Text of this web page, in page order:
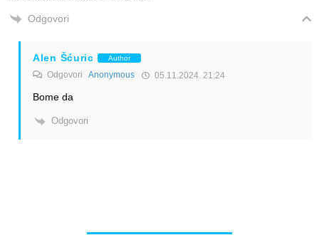
Odgovori
Alen Šćuric Author
Odgovori Anonymous 05.11.2024. 21:24
Bome da
Odgovori